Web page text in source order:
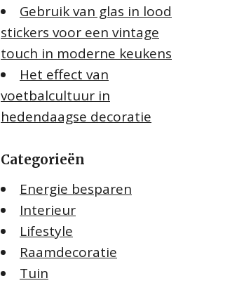
Gebruik van glas in lood
stickers voor een vintage
touch in moderne keukens
Het effect van
voetbalcultuur in
hedendaagse decoratie
Categorieën
Energie besparen
Interieur
Lifestyle
Raamdecoratie
Tuin